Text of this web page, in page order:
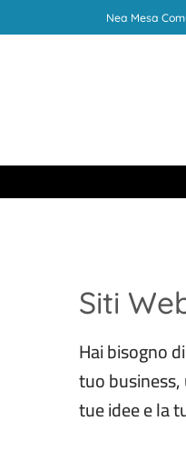
ai
Nea Mesa
Siti
Hai bisogno
tuo business,
tue idee e la